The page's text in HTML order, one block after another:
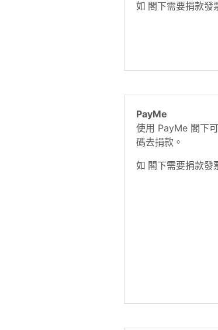
如 閣下需要捐款發
PayMe
使用 PayMe 閣下
碼去捐款。
如 閣下需要捐款發